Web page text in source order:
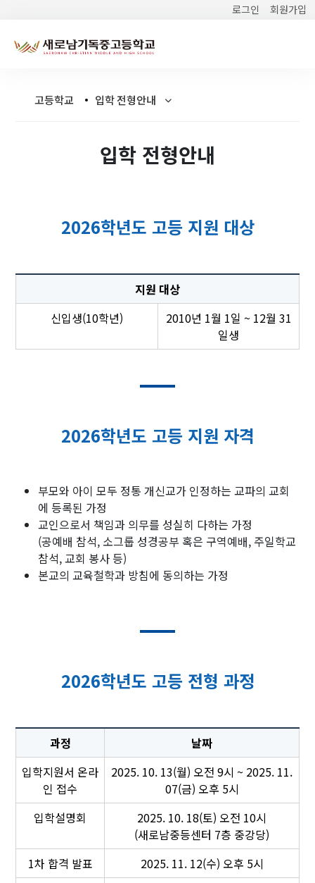
로그인 회원가입
고등학교 입학 전형안내
입학 전형안내
2026학년도 고등 지원 대상
지원 대상
신입생(10학년)
2010년 1월 1일 ~ 12월 31
일생
2026학년도 고등 지원 자격
부모와 아이 모두 정통 개신교가 인정하는 교파의 교회
에 등록된 가정
교인으로서 책임과 의무를 성실히 다하는 가정
(공예배 참석, 소그룹 성경공부 혹은 구역예배, 주일학교
참석, 교회 봉사 등)
본교의 교육철학과 방침에 동의하는 가정
2026학년도 고등 전형 과정
과정
날짜
입학지원서 온라
인 접수
2025. 10. 13(월) 오전 9시 ~ 2025. 11.
07(금) 오후 5시
입학설명회
2025. 10. 18(토) 오전 10시
(새로남중등센터 7층 중강당)
1차 합격 발표
2025. 11. 12(수) 오후 5시